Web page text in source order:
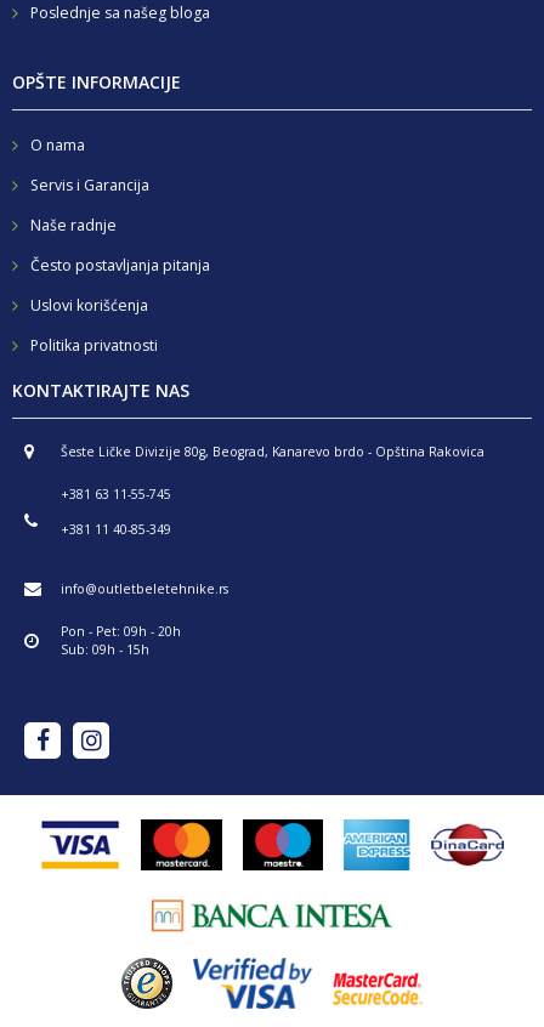
Poslednje sa našeg bloga
OPŠTE INFORMACIJE
O nama
Servis i Garancija
Naše radnje
Često postavljanja pitanja
Uslovi korišćenja
Politika privatnosti
KONTAKTIRAJTE NAS
Šeste Ličke Divizije 80g, Beograd, Kanarevo brdo - Opština Rakovica
+381 63 11-55-745
+381 11 40-85-349
info@outletbeletehnike.rs
Pon - Pet: 09h - 20h
Sub: 09h - 15h